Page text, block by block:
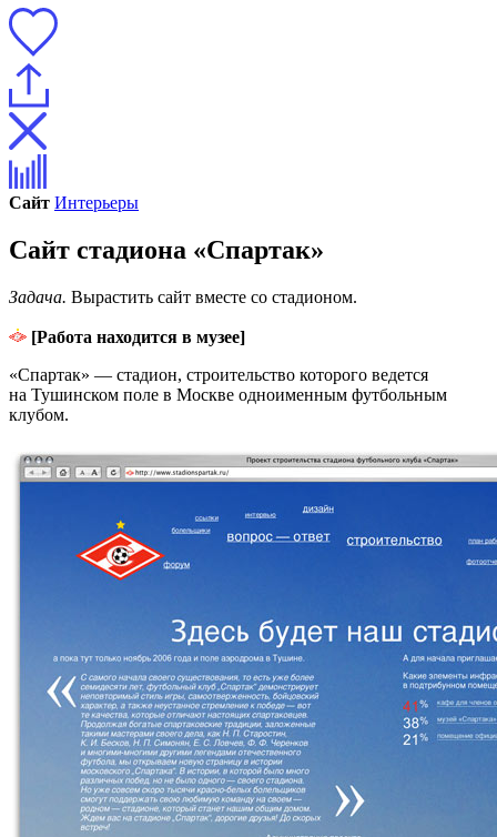
Сайт Интерьеры
Сайт стадиона «Спартак»
Задача. Вырастить сайт вместе со стадионом.
[Работа находится в музее]
«Спартак» — стадион, строительство которого ведется
на Тушинском поле в Москве одноименным футбольным
клубом.